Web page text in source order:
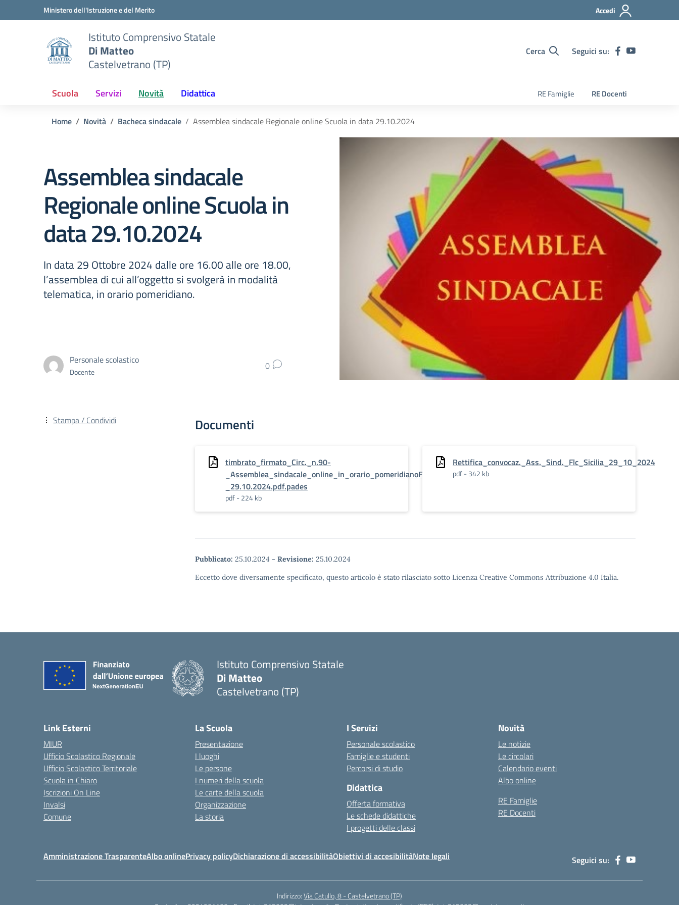
Vai ai contenuti
Vai al menu di navigazioneMinistero dell'Istruzione e del Merito Accedi
Istituto Comprensivo Statale
Di Matteo
Castelvetrano (TP)
Cerca Seguici su:
Scuola Servizi Novità Didattica RE Famiglie RE Docenti
Home Novità Bacheca sindacale Assemblea sindacale Regionale online Scuola in data 29.10.2024
Assemblea sindacale
Regionale online Scuola in
data 29.10.2024
In data 29 Ottobre 2024 dalle ore 16.00 alle ore 18.00,
l’assemblea di cui all’oggetto si svolgerà in modalità
telematica, in orario pomeridiano.
Personale scolastico
Docente 0
Documenti
timbrato_firmato_Circ._n.90-
_Assemblea_sindacale_online_in_orario_pomeridianoFLC_CGIL_Scuola_-
_29.10.2024.pdf.pades
pdf - 224 kb
Rettifica_convocaz._Ass._Sind._Flc_Sicilia_29_10_2024
pdf - 342 kb
Pubblicato: 25.10.2024 - Revisione: 25.10.2024
Eccetto dove diversamente specificato, questo articolo è stato rilasciato sotto Licenza Creative Commons Attribuzione 4.0 Italia.
Stampa / Condividi
Istituto Comprensivo Statale
Di Matteo
Castelvetrano (TP)
Link Esterni
MIUR
Ufficio Scolastico Regionale
Ufficio Scolastico Territoriale
Scuola in Chiaro
Iscrizioni On Line
Invalsi
Comune
La Scuola
Presentazione
I luoghi
Le persone
I numeri della scuola
Le carte della scuola
Organizzazione
La storia
I Servizi
Personale scolastico
Famiglie e studenti
Percorsi di studio
Didattica
Offerta formativa
Le schede didattiche
I progetti delle classi
Novità
Le notizie
Le circolari
Calendario eventi
Albo online
RE Famiglie
RE Docenti
Amministrazione TrasparenteAlbo onlinePrivacy policyDichiarazione di accessibilitàObiettivi di accesibilitàNote legali Seguici su:
Indirizzo:Via Catullo, 8 - Castelvetrano (TP)